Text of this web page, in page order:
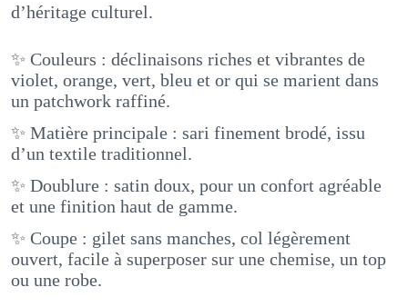
d’héritage culturel.
✨ Couleurs : déclinaisons riches et vibrantes de
violet, orange, vert, bleu et or qui se marient dans
un patchwork raffiné.
✨ Matière principale : sari finement brodé, issu
d’un textile traditionnel.
✨ Doublure : satin doux, pour un confort agréable
et une finition haut de gamme.
✨ Coupe : gilet sans manches, col légèrement
ouvert, facile à superposer sur une chemise, un top
ou une robe.